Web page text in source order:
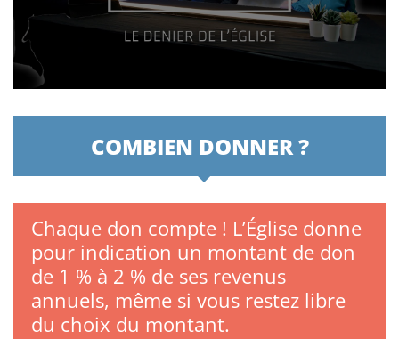
COMBIEN DONNER ?
Chaque don compte ! L’Église donne
pour indication un montant de don
de 1 % à 2 % de ses revenus
annuels, même si vous restez libre
du choix du montant.